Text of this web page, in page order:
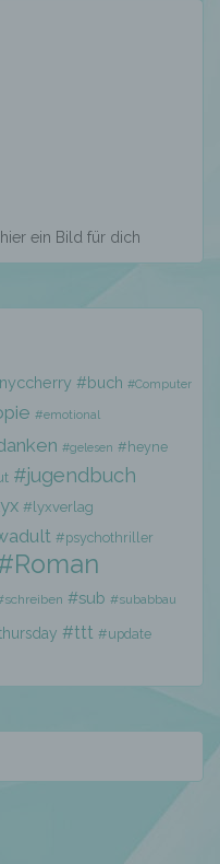
ein Bild für dich
#buch #Computer
#emotional
#gelesen #heyne
#jugendbuch
#lyxverlag
#psychothriller
#sub #subabbau
#ttt #update
das
ist die
mit dem Ziel, ihre
Daten, die
verwendet
Aspekte,
Person beziehen,
um Aspekte
wirtschaftlicher
Vorlieben,
Verhalten,
dieser
oder